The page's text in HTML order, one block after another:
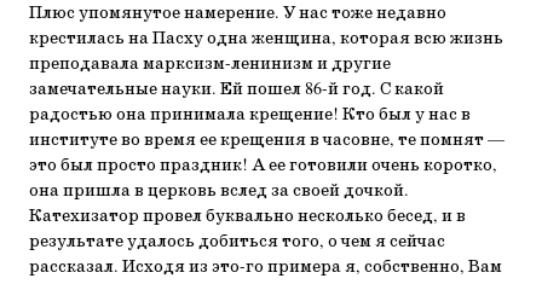
Плюс упомянутое намерение. У нас тоже недавно
крестилась на Пасху одна женщина, которая всю жизнь
преподавала марксизм-ленинизм и другие
замечательные науки. Ей пошел 86-й год. С какой
радостью она принимала крещение! Кто был у нас в
институте во время ее крещения в часовне, те помнят —
это был просто праздник! А ее готовили очень коротко,
она пришла в церковь вслед за своей дочкой.
Катехизатор провел буквально несколько бесед, и в
результате удалось добиться того, о чем я сейчас
рассказал. Исходя из это-го примера я, собственно, Вам